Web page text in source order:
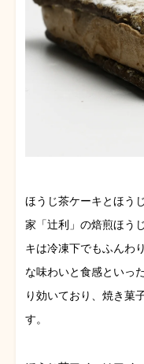
ほうじ茶ケーキとほう
家「辻利」の焙煎ほう
キは冷凍下でもふんわ
な味わいと食感といっ
り効いており、焼き菓
す。